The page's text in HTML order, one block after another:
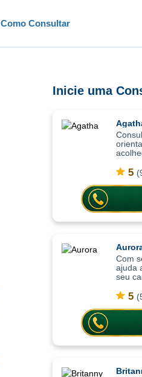
Como Consultar
Inicie uma
5
Com
ajuda
seu
5